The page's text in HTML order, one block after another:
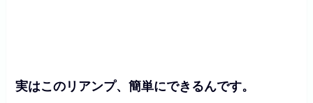
実はこのリアンプ、簡単にできるんです。